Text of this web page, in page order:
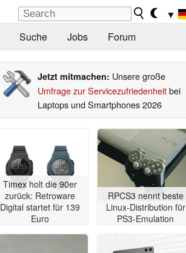
▼
Suche Jobs Forum
Jetzt mitmachen: Unsere große
Umfrage zur Servicezufriedenheitbei
Laptops und Smartphones 2026
Timex holt die 90er
zurück: Retroware
Digital startet für 139
Euro
RPCS3 nennt beste
Linux-Distribution für
PS3-Emulation